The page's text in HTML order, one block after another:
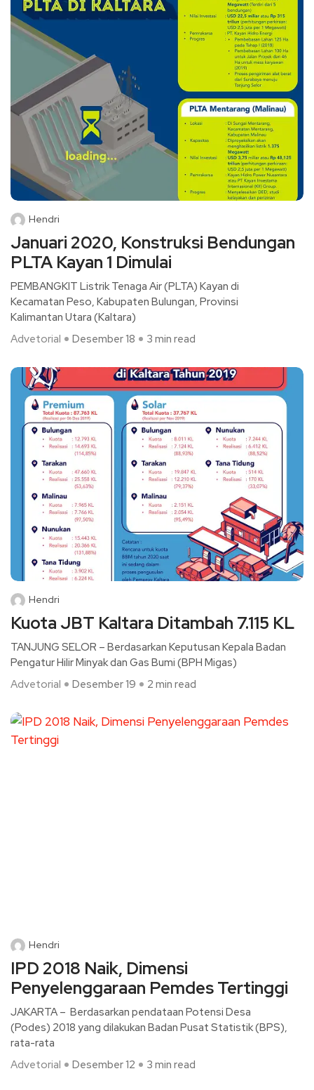
Hendri
Januari 2020, Konstruksi Bendungan
PLTA Kayan 1 Dimulai
PEMBANGKIT Listrik Tenaga Air (PLTA) Kayan di
Kecamatan Peso, Kabupaten Bulungan, Provinsi
Kalimantan Utara (Kaltara)
Advetorial
Desember 18 3 min read
Hendri
Kuota JBT Kaltara Ditambah 7.115 KL
TANJUNG SELOR – Berdasarkan Keputusan Kepala Badan
Pengatur Hilir Minyak dan Gas Bumi (BPH Migas)
Advetorial
Desember 19 2 min read
Hendri
IPD 2018 Naik, Dimensi
Penyelenggaraan Pemdes Tertinggi
JAKARTA – Berdasarkan pendataan Potensi Desa
(Podes) 2018 yang dilakukan Badan Pusat Statistik (BPS),
rata-rata
Advetorial
Desember 12 3 min read